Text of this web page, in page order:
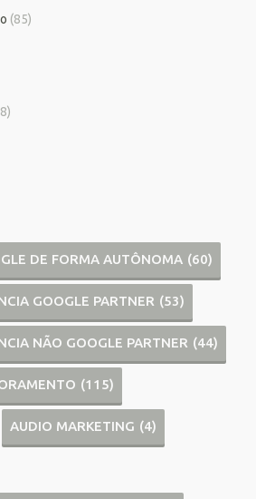
(85)
DE FORMA AUTÔNOMA (60)
GOOGLE PARTNER (53)
NÃO GOOGLE PARTNER (44)
(115)
AUDIO MARKETING (4)